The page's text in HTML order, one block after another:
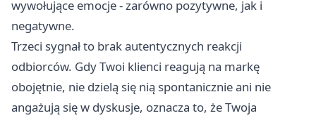
wywołujące emocje - zarówno pozytywne, jak i
negatywne.
Trzeci sygnał to brak autentycznych reakcji
odbiorców. Gdy Twoi klienci reagują na markę
obojętnie, nie dzielą się nią spontanicznie ani nie
angażują się w dyskusje, oznacza to, że Twoja